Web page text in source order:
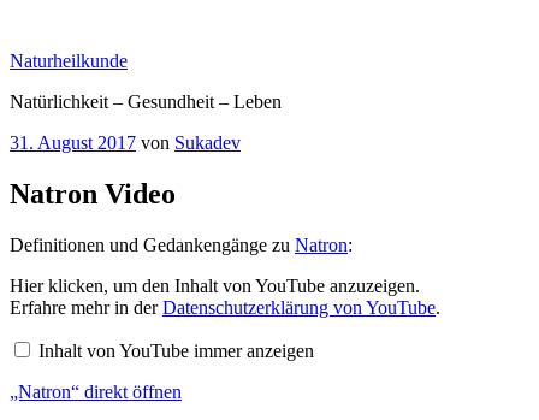
springen
Naturheilkunde
Natürlichkeit – Gesundheit – Leben
Veröffentlicht
31. August 2017 von Sukadev
Natron Video
Definitionen und Gedankengänge zu Natron:
„Natron“
von
YouTube
Hier klicken, um den Inhalt von YouTube anzuzeigen.
Erfahre mehr in derDatenschutzerklärung von YouTube.
Inhalt von YouTube immer anzeigen
„Natron“ direkt öffnen